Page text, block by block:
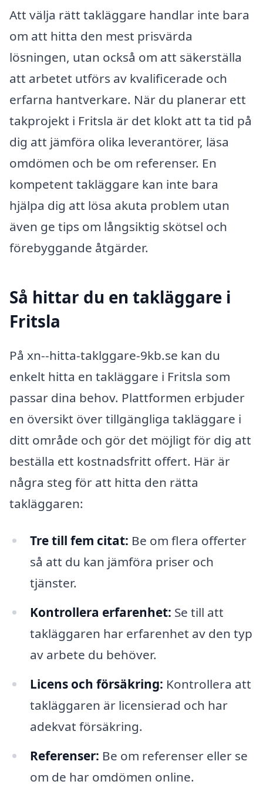
Att välja rätt takläggare handlar inte bara
om att hitta den mest prisvärda
lösningen, utan också om att säkerställa
att arbetet utförs av kvalificerade och
erfarna hantverkare. När du planerar ett
takprojekt i Fritsla är det klokt att ta tid på
dig att jämföra olika leverantörer, läsa
omdömen och be om referenser. En
kompetent takläggare kan inte bara
hjälpa dig att lösa akuta problem utan
även ge tips om långsiktig skötsel och
förebyggande åtgärder.
Så hittar du en takläggare i
Fritsla
På xn--hitta-taklggare-9kb.se kan du
enkelt hitta en takläggare i Fritsla som
passar dina behov. Plattformen erbjuder
en översikt över tillgängliga takläggare i
ditt område och gör det möjligt för dig att
beställa ett kostnadsfritt offert. Här är
några steg för att hitta den rätta
takläggaren:
Tre till fem citat: Be om flera offerter
så att du kan jämföra priser och
tjänster.
Kontrollera erfarenhet: Se till att
takläggaren har erfarenhet av den typ
av arbete du behöver.
Licens och försäkring: Kontrollera att
takläggaren är licensierad och har
adekvat försäkring.
Referenser: Be om referenser eller se
om de har omdömen online.